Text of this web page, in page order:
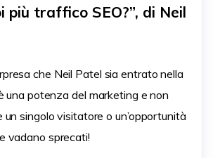
più traffico SEO?”, di Neil
che Neil Patel sia entrato nella
una potenza del marketing e non
un singolo visitatore o un’opportunità
vadano sprecati!